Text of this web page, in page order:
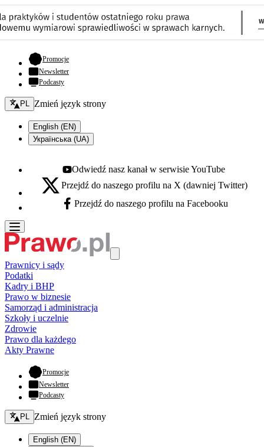
Promocje- otwiera się w nowej karcie
Newsletter
Podcasty
Zmień język - bieżący:
PL Zmień język strony
English (EN)
Українська (UA)
Youtube - otwiera się w nowej karcie
Odwiedź nasz kanał w serwisie YouTube
X - otwiera się w nowej karcie
Przejdź do naszego profilu na X (dawniej Twitter)
Facebook - otwiera się w nowej karcie
Przejdź do naszego profilu na Facebooku
Prawnicy i sądy
Podatki
Kadry i BHP
Prawo w biznesie
Samorząd i administracja
Szkoły i uczelnie
Zdrowie
Prawo dla każdego
Akty Prawne
Promocje- otwiera się w nowej karcie
Newsletter
Podcasty
Zmień język - bieżący:
PL Zmień język strony
English (EN)